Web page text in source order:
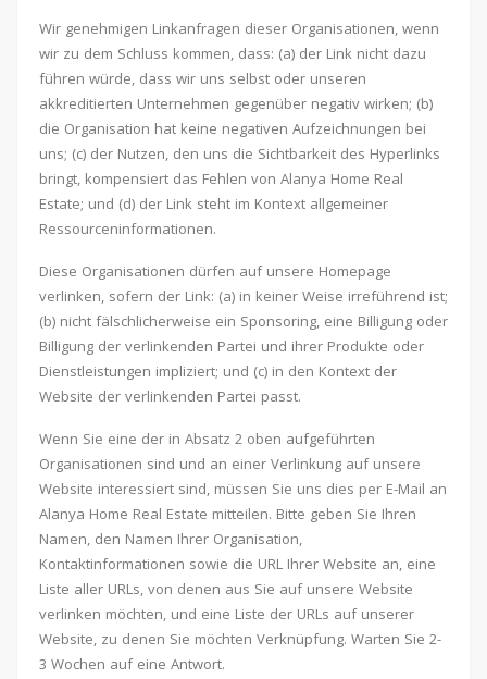
Wir genehmigen Linkanfragen dieser Organisationen, wenn
wir zu dem Schluss kommen, dass: (a) der Link nicht dazu
führen würde, dass wir uns selbst oder unseren
akkreditierten Unternehmen gegenüber negativ wirken; (b)
die Organisation hat keine negativen Aufzeichnungen bei
uns; (c) der Nutzen, den uns die Sichtbarkeit des Hyperlinks
bringt, kompensiert das Fehlen von Alanya Home Real
Estate; und (d) der Link steht im Kontext allgemeiner
Ressourceninformationen.
Diese Organisationen dürfen auf unsere Homepage
verlinken, sofern der Link: (a) in keiner Weise irreführend ist;
(b) nicht fälschlicherweise ein Sponsoring, eine Billigung oder
Billigung der verlinkenden Partei und ihrer Produkte oder
Dienstleistungen impliziert; und (c) in den Kontext der
Website der verlinkenden Partei passt.
Wenn Sie eine der in Absatz 2 oben aufgeführten
Organisationen sind und an einer Verlinkung auf unsere
Website interessiert sind, müssen Sie uns dies per E-Mail an
Alanya Home Real Estate mitteilen. Bitte geben Sie Ihren
Namen, den Namen Ihrer Organisation,
Kontaktinformationen sowie die URL Ihrer Website an, eine
Liste aller URLs, von denen aus Sie auf unsere Website
verlinken möchten, und eine Liste der URLs auf unserer
Website, zu denen Sie möchten Verknüpfung. Warten Sie 2-
3 Wochen auf eine Antwort.